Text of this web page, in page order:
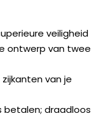
veiligheid
ontwerp van twee
van je
draadloos